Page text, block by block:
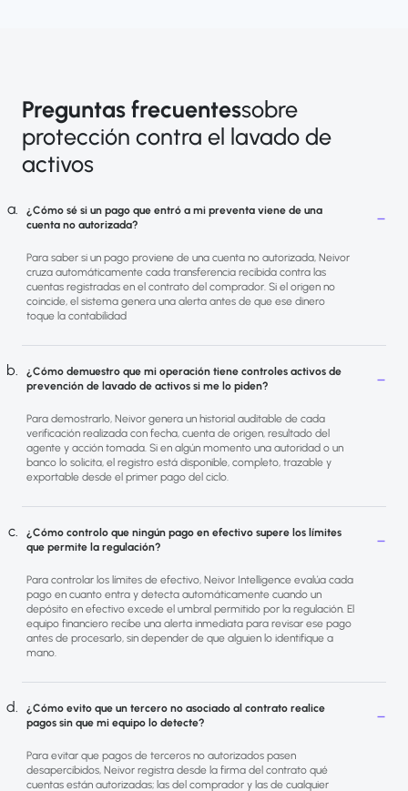
Preguntas frecuentessobre
protección contra el lavado de
activos
¿Cómo sé si un pago que entró a mi preventa viene de una
cuenta no autorizada?
Para saber si un pago proviene de una cuenta no autorizada, Neivor
cruza automáticamente cada transferencia recibida contra las
cuentas registradas en el contrato del comprador. Si el origen no
coincide, el sistema genera una alerta antes de que ese dinero
toque la contabilidad
¿Cómo demuestro que mi operación tiene controles activos de
prevención de lavado de activos si me lo piden?
Para demostrarlo, Neivor genera un historial auditable de cada
verificación realizada con fecha, cuenta de origen, resultado del
agente y acción tomada. Si en algún momento una autoridad o un
banco lo solicita, el registro está disponible, completo, trazable y
exportable desde el primer pago del ciclo.
¿Cómo controlo que ningún pago en efectivo supere los límites
que permite la regulación?
Para controlar los límites de efectivo, Neivor Intelligence evalúa cada
pago en cuanto entra y detecta automáticamente cuando un
depósito en efectivo excede el umbral permitido por la regulación. El
equipo financiero recibe una alerta inmediata para revisar ese pago
antes de procesarlo, sin depender de que alguien lo identifique a
mano.
¿Cómo evito que un tercero no asociado al contrato realice
pagos sin que mi equipo lo detecte?
Para evitar que pagos de terceros no autorizados pasen
desapercibidos, Neivor registra desde la firma del contrato qué
cuentas están autorizadas; las del comprador y las de cualquier